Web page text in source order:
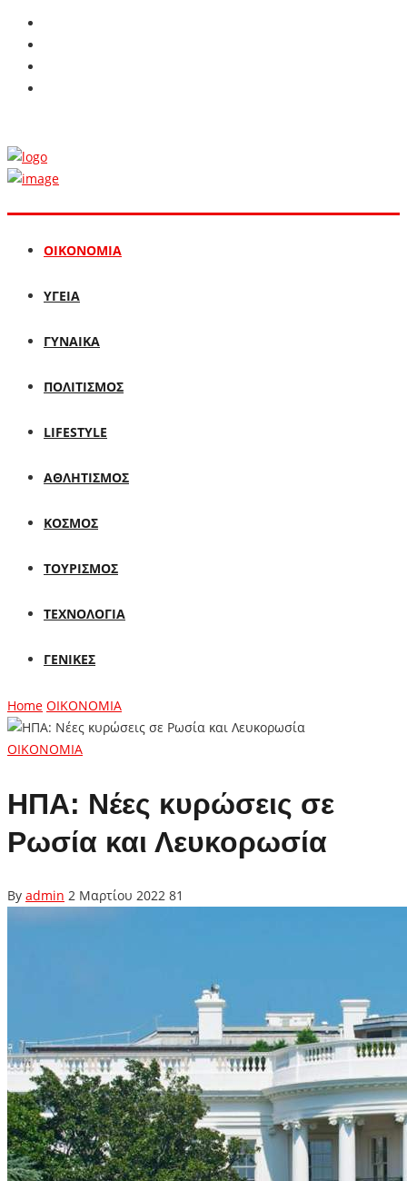
ΟΙΚΟΝΟΜΙΑ
ΥΓΕΙΑ
ΓΥΝΑΙΚΑ
ΠΟΛΙΤΙΣΜΟΣ
LIFESTYLE
ΑΘΛΗΤΙΣΜΟΣ
ΚΟΣΜΟΣ
ΤΟΥΡΙΣΜΟΣ
ΤΕΧΝΟΛΟΓΙΑ
ΓΕΝΙΚΕΣ
Home ΟΙΚΟΝΟΜΙΑ
ΟΙΚΟΝΟΜΙΑ
ΗΠΑ: Νέες κυρώσεις σε
Ρωσία και Λευκορωσία
By admin 2 Μαρτίου 2022 81